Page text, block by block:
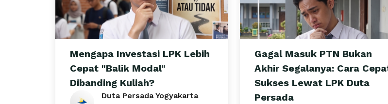
Mengapa Investasi LPK Lebih
Cepat "Balik Modal"
Dibanding Kuliah?
Duta Persada Yogyakarta
Gagal Masuk PTN Bukan
Akhir Segalanya: Cara
Sukses Lewat LPK Duta
Persada